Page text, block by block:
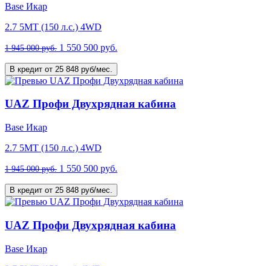
Base Икар
2.7 5MT (150 л.с.) 4WD
1 945 000 руб. 1 550 500 руб.
В кредит от 25 848 руб/мес.
UAZ Профи Двухрядная кабина
Base Икар
2.7 5MT (150 л.с.) 4WD
1 945 000 руб. 1 550 500 руб.
В кредит от 25 848 руб/мес.
UAZ Профи Двухрядная кабина
Base Икар